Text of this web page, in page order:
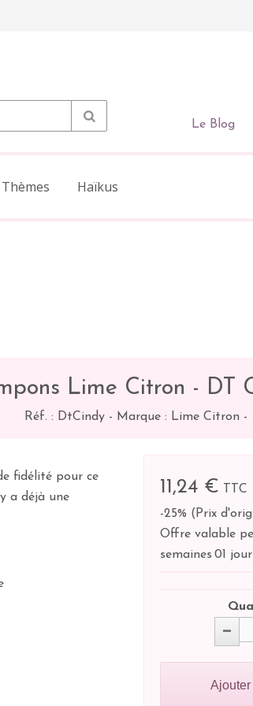
Le Blog
Thèmes Haïkus
Lime Citron - DT
Réf. : DtCindy- Marque : Lime Citron -
fidélité pour ce
a déjà une
11,24 €
TTC
-25% ( Prix
Offre valable
semaines 01 jour